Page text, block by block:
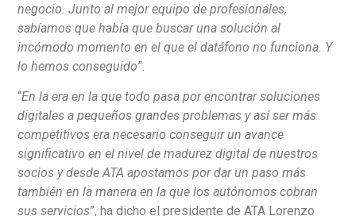
negocio. Junto al mejor equipo de profesionales,
sabíamos que había que buscar una solución al
incómodo momento en el que el datáfono no funciona. Y
lo hemos conseguido”.
“En la era en la que todo pasa por encontrar soluciones
digitales a pequeños grandes problemas y así ser más
competitivos era necesario conseguir un avance
significativo en el nivel de madurez digital de nuestros
socios y desde ATA apostamos por dar un paso más
también en la manera en la que los autónomos cobran
sus servicios”, ha dicho el presidente de ATA Lorenzo